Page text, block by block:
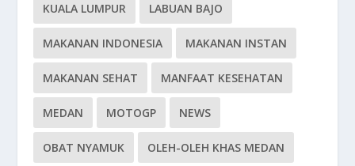
KUALA LUMPUR LABUAN BAJO
MAKANAN INDONESIA MAKANAN INSTAN
MAKANAN SEHAT MANFAAT KESEHATAN
MEDAN MOTOGP NEWS
OBAT NYAMUK OLEH-OLEH KHAS MEDAN